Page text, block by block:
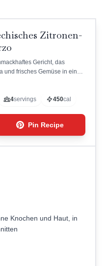
Zitronen-
Gericht, das
und frisches Gemüse in einem
4servings 450cal
Pin Recipe
Knochen und Haut, in